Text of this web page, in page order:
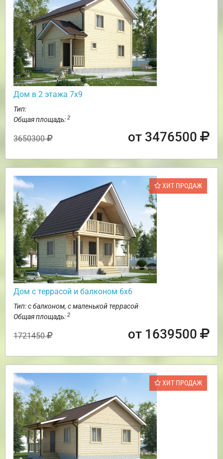
Дом в 2 этажа 7х9
Тип:
Общая площадь: 2
3650300 от 3476500
ХИТ ПРОДАЖ
Дом с террасой и балконом 6х6
Тип: с балконом, с маленькой террасой
Общая площадь: 2
1721450 от 1639500
ХИТ ПРОДАЖ